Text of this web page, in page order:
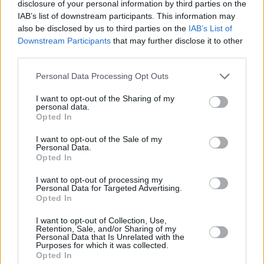
disclosure of your personal information by third parties on the
IAB’s list of downstream participants. This information may
also be disclosed by us to third parties on the IAB’s List of
Downstream Participants that may further disclose it to other
Please note that this website/app uses one or more Google
not limited to your visit or usage behaviour. You may click to
grant or deny consent to Google and its third-party tags to
use your data for below specified purposes in below Google
consent section.
Personal Data Processing Opt Outs
I want to opt-out of the Sharing of my
personal data.
Opted In
I want to opt-out of the Sale of my
Personal Data.
Opted In
I want to opt-out of processing my
Personal Data for Targeted Advertising.
Opted In
I want to opt-out of Collection, Use,
Retention, Sale, and/or Sharing of my
Personal Data that Is Unrelated with the
Purposes for which it was collected.
Opted In
Ισραήλ
Καρέτσας και Τζόλης στα «μαχαίρια» – Το ελληνικό
πριν 29 λεπτά
Η αμυντική συμφωνία με Πακιστάν και Σαουδική Αραβία
είναι ίδια με το Άρθρο 5 του ΝΑΤΟ, λέει ο Χακάν
Φιντάν
Νίκολιτς μετά το φιλικό με την Athens Kallithea:
«Θέλαμε αυτό το ματς, είμαστε ανοικτοί στο
μεταγραφικό παράθυρο», δείτε βίντεο
Όλα όσα χρειάζεται να ξέρετε για τις αντιδράσεις μιας
φοβικής γάτας
πριν 42 λεπτά
Η Ελίζαμπεθ Ελέτσι πήρε ευχή για το μωρό της, οι
φωτογραφίες από τον Άγιο Νεκτάριο
πριν μία ώρα